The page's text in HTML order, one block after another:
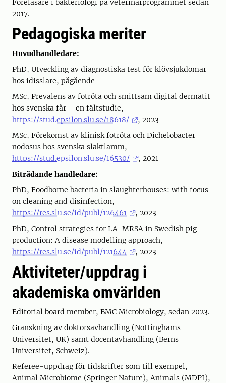
Föreläsare i bakteriologi på veterinärprogrammet sedan
2017.
Pedagogiska meriter
Huvudhandledare:
PhD, Utveckling av diagnostiska test för klövsjukdomar
hos idisslare, pågående
MSc, Prevalens av fotröta och smittsam digital dermatit
hos svenska får – en fältstudie,
https://stud.epsilon.slu.se/18618/
, 2023
MSc, Förekomst av klinisk fotröta och Dichelobacter
nodosus hos svenska slaktlamm,
https://stud.epsilon.slu.se/16530/
, 2021
Biträdande handledare:
PhD, Foodborne bacteria in slaughterhouses: with focus
on cleaning and disinfection,
https://res.slu.se/id/publ/126461
, 2023
PhD, Control strategies for LA-MRSA in Swedish pig
production: A disease modelling approach,
https://res.slu.se/id/publ/121644
, 2023
Aktiviteter/uppdrag i
akademiska omvärlden
Editorial board member, BMC Microbiology, sedan 2023.
Granskning av doktorsavhandling (Nottinghams
Universitet, UK) samt docentavhandling (Berns
Universitet, Schweiz).
Referee-uppdrag för tidskrifter som till exempel,
Animal Microbiome (Springer Nature), Animals (MDPI),